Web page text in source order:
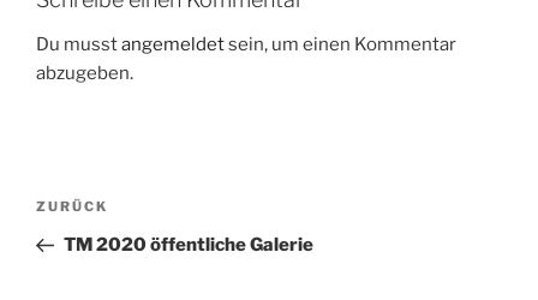
Du musstangemeldetsein, um einen Kommentar
abzugeben.
Beitragsnavigation
Vorheriger
Beitrag
ZURÜCK
TM 2020 öffentliche Galerie